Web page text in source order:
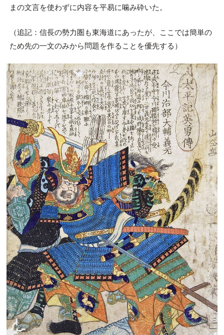
まの文言を使わずに内容を平易に噛み砕いた。
（追記：信長の勢力圏も東海道にあったが、ここでは簡単の
ため先の一文のみから問題を作ることを優先する）